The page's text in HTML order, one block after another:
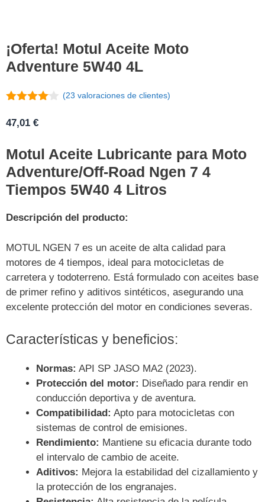
¡Oferta! Motul Aceite Moto
Adventure 5W40 4L
(23 valoraciones de clientes)
47,01 €
Motul Aceite Lubricante para Moto
Adventure/Off-Road Ngen 7 4
Tiempos 5W40 4 Litros
Descripción del producto:
MOTUL NGEN 7 es un aceite de alta calidad para
motores de 4 tiempos, ideal para motocicletas de
carretera y todoterreno. Está formulado con aceites base
de primer refino y aditivos sintéticos, asegurando una
excelente protección del motor en condiciones severas.
Características y beneficios:
Normas: API SP JASO MA2 (2023).
Protección del motor: Diseñado para rendir en
conducción deportiva y de aventura.
Compatibilidad: Apto para motocicletas con
sistemas de control de emisiones.
Rendimiento: Mantiene su eficacia durante todo
el intervalo de cambio de aceite.
Aditivos: Mejora la estabilidad del cizallamiento y
la protección de los engranajes.